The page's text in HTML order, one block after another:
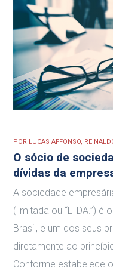
POR LUCAS AFFONSO,
O sócio de
dívidas da
A sociedade
(limitada ou “LTDA.”)
Brasil, e um dos seus
diretamente ao
Conforme estabelece